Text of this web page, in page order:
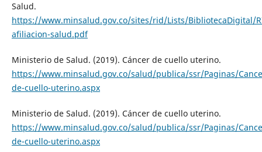
Salud.
https://www.minsalud.gov.co/sites/rid/Lists/BibliotecaDigital/
afiliacion-salud.pdf
Ministerio de Salud. (2019). Cáncer de cuello uterino.
https://www.minsalud.gov.co/salud/publica/ssr/Paginas/
de-cuello-uterino.aspx
Ministerio de Salud. (2019). Cáncer de cuello uterino.
https://www.minsalud.gov.co/salud/publica/ssr/Paginas/
de-cuello-uterino.aspx